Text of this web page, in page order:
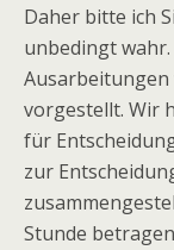
Daher bitte ich
unbedingt
vorgestellt. Wir
für
zur
Stunde